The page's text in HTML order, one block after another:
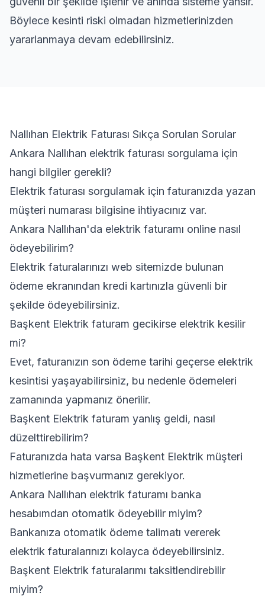
Böylece kesinti riski olmadan hizmetlerinizden
yararlanmaya devam edebilirsiniz.
Nallıhan Elektrik Faturası Sıkça Sorulan Sorular
Ankara Nallıhan elektrik faturası sorgulama için
hangi bilgiler gerekli?
Elektrik faturası sorgulamak için faturanızda yazan
müşteri numarası bilgisine ihtiyacınız var.
Ankara Nallıhan'da elektrik faturamı online nasıl
ödeyebilirim?
Elektrik faturalarınızı web sitemizde bulunan
ödeme ekranından kredi kartınızla güvenli bir
şekilde ödeyebilirsiniz.
Başkent Elektrik faturam gecikirse elektrik kesilir
mi?
Evet, faturanızın son ödeme tarihi geçerse elektrik
kesintisi yaşayabilirsiniz, bu nedenle ödemeleri
zamanında yapmanız önerilir.
Başkent Elektrik faturam yanlış geldi, nasıl
düzelttirebilirim?
Faturanızda hata varsa Başkent Elektrik müşteri
hizmetlerine başvurmanız gerekiyor.
Ankara Nallıhan elektrik faturamı banka
hesabımdan otomatik ödeyebilir miyim?
Bankanıza otomatik ödeme talimatı vererek
elektrik faturalarınızı kolayca ödeyebilirsiniz.
Başkent Elektrik faturalarımı taksitlendirebilir
miyim?